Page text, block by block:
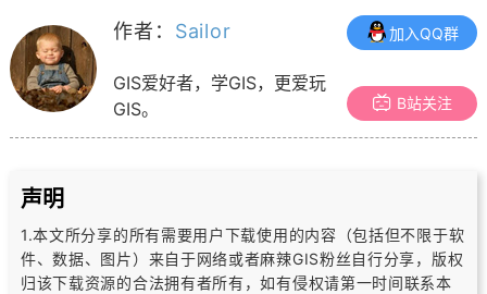
作者： Sailor
GIS爱好者，学GIS，更爱玩
GIS。
加入QQ群
B站关注
声明
1.本文所分享的所有需要用户下载使用的内容（包括但不限于软
件、数据、图片） 来自于网络或者麻辣GIS粉丝自行分享，版权
归该下载资源的合法拥有者所有，如有侵权请第一时间联系本